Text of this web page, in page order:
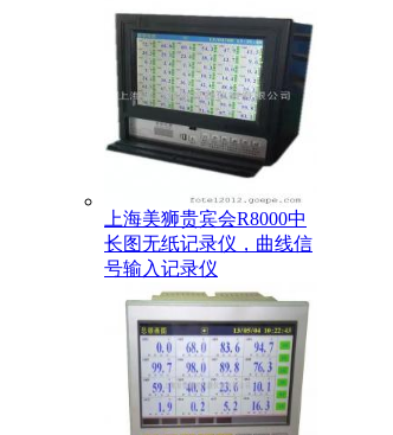
上海美狮贵宾会R8000中
长图无纸记录仪，曲线信
号输入记录仪